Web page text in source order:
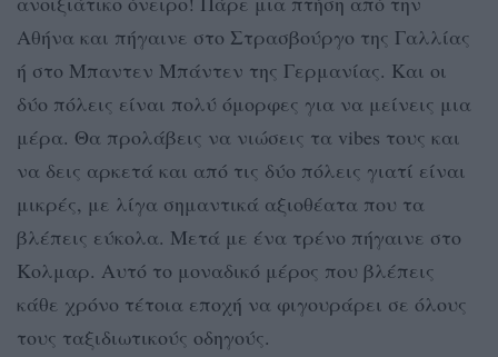
Αθήνα και πήγαινε στο Στρασβούργο της Γαλλίας
ή στο Μπαντεν Μπάντεν της Γερμανίας. Και οι
δύο πόλεις είναι πολύ όμορφες για να μείνεις μια
μέρα. Θα προλάβεις να νιώσεις τα vibes τους και
να δεις αρκετά και από τις δύο πόλεις γιατί είναι
μικρές, με λίγα σημαντικά αξιοθέατα που τα
βλέπεις εύκολα. Μετά με ένα τρένο πήγαινε στο
Κολμαρ. Αυτό το μοναδικό μέρος που βλέπεις
κάθε χρόνο τέτοια εποχή να φιγουράρει σε όλους
τους ταξιδιωτικούς οδηγούς.